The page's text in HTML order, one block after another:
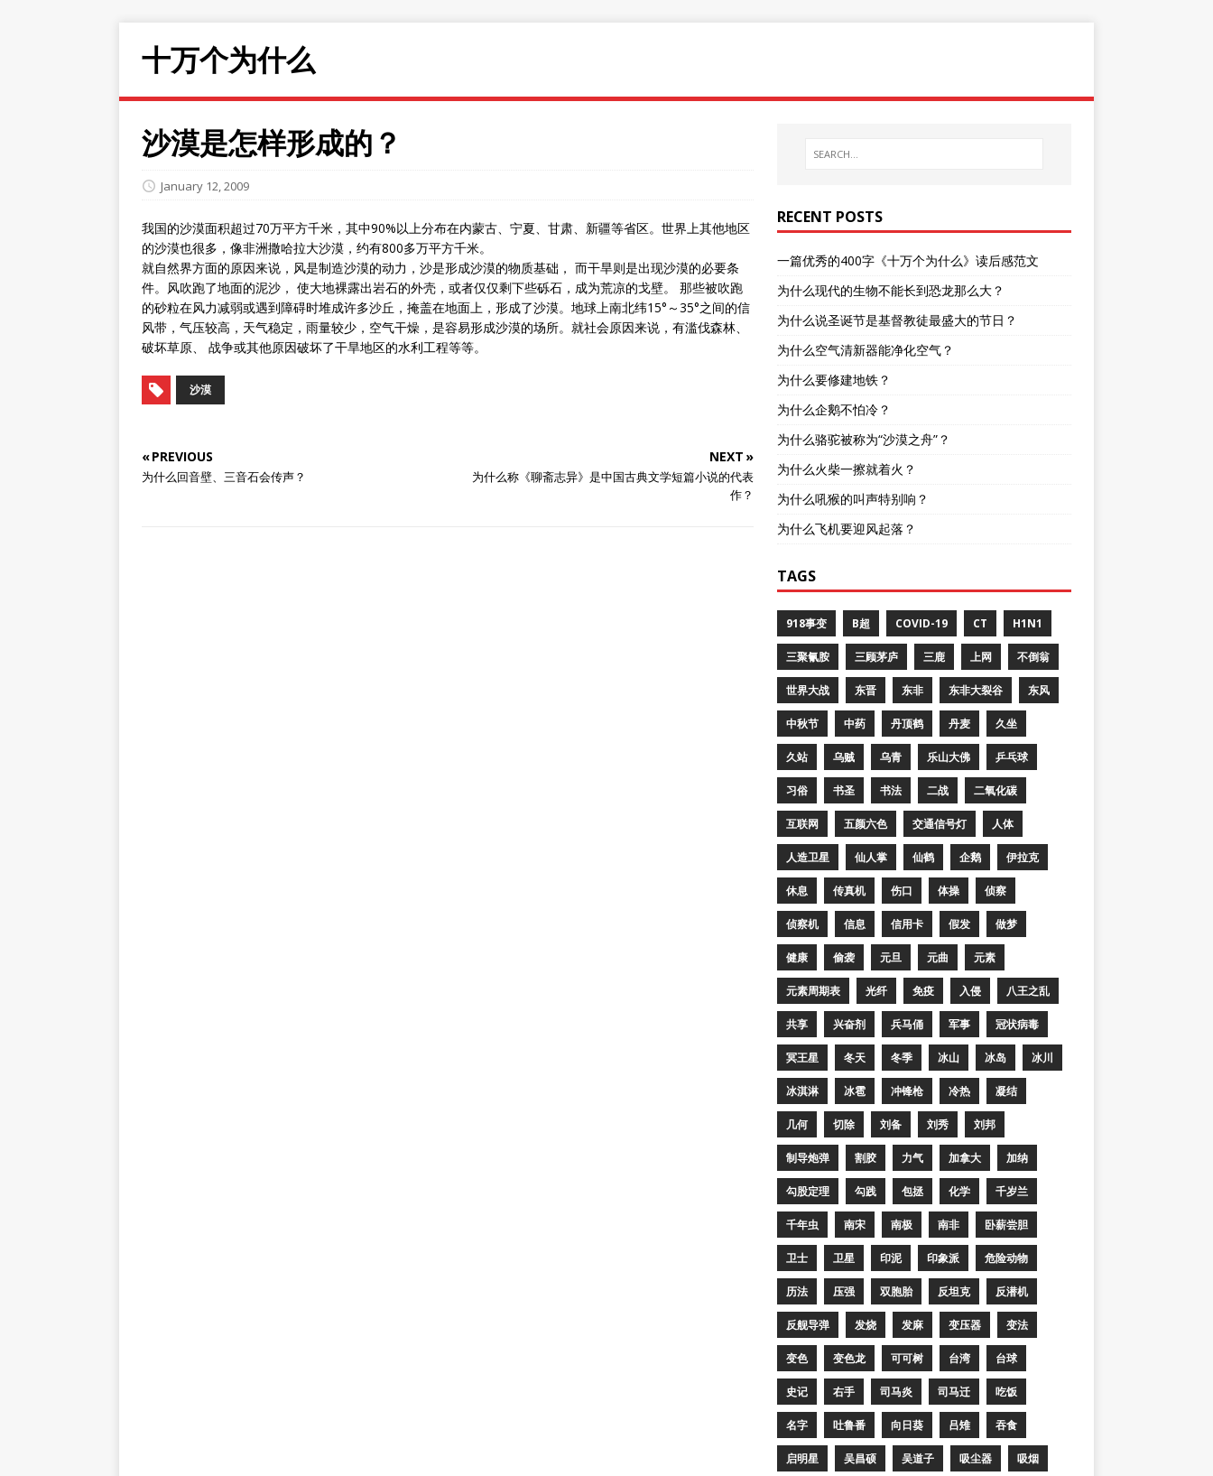
十万个为什么
沙漠是怎样形成的？
January 12, 2009
我国的沙漠面积超过70万平方千米，其中90%以上分布在内蒙古、宁夏、甘肃、新疆等省区。世界上其他地区
的沙漠也很多，像非洲撒哈拉大沙漠，约有800多万平方千米。
就自然界方面的原因来说，风是制造沙漠的动力，沙是形成沙漠的物质基础， 而干旱则是出现沙漠的必要条
件。风吹跑了地面的泥沙， 使大地裸露出岩石的外壳，或者仅仅剩下些砾石，成为荒凉的戈壁。 那些被吹跑
的砂粒在风力减弱或遇到障碍时堆成许多沙丘，掩盖在地面上，形成了沙漠。地球上南北纬15°～35°之间的信
风带，气压较高，天气稳定，雨量较少，空气干燥，是容易形成沙漠的场所。就社会原因来说，有滥伐森林、
破坏草原、 战争或其他原因破坏了干旱地区的水利工程等等。
沙漠
« PREVIOUS
为什么回音壁、三音石会传声？
NEXT »
为什么称《聊斋志异》是中国古典文学短篇小说的代表
作？
RECENT POSTS
一篇优秀的400字《十万个为什么》读后感范文
为什么现代的生物不能长到恐龙那么大？
为什么说圣诞节是基督教徒最盛大的节日？
为什么空气清新器能净化空气？
为什么要修建地铁？
为什么企鹅不怕冷？
为什么骆驼被称为“沙漠之舟”？
为什么火柴一擦就着火？
为什么吼猴的叫声特别响？
为什么飞机要迎风起落？
TAGS
918事变 B超 COVID-19 CT H1N1
三聚氰胺 三顾茅庐 三鹿 上网 不倒翁
世界大战 东晋 东非 东非大裂谷 东风
中秋节 中药 丹顶鹤 丹麦 久坐
久站 乌贼 乌青 乐山大佛 乒乓球
习俗 书圣 书法 二战 二氧化碳
互联网 五颜六色 交通信号灯 人体
人造卫星 仙人掌 仙鹤 企鹅 伊拉克
休息 传真机 伤口 体操 侦察
侦察机 信息 信用卡 假发 做梦
健康 偷袭 元旦 元曲 元素
元素周期表 光纤 免疫 入侵 八王之乱
共享 兴奋剂 兵马俑 军事 冠状病毒
冥王星 冬天 冬季 冰山 冰岛 冰川
冰淇淋 冰雹 冲锋枪 冷热 凝结
几何 切除 刘备 刘秀 刘邦
制导炮弹 割胶 力气 加拿大 加纳
勾股定理 勾践 包拯 化学 千岁兰
千年虫 南宋 南极 南非 卧薪尝胆
卫士 卫星 印泥 印象派 危险动物
历法 压强 双胞胎 反坦克 反潜机
反舰导弹 发烧 发麻 变压器 变法
变色 变色龙 可可树 台湾 台球
史记 右手 司马炎 司马迁 吃饭
名字 吐鲁番 向日葵 吕雉 吞食
启明星 吴昌硕 吴道子 吸尘器 吸烟